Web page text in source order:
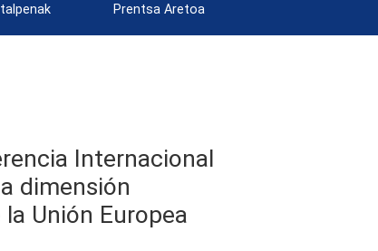
Prentsa Aretoa
Internacional
dimensión
Unión Europea